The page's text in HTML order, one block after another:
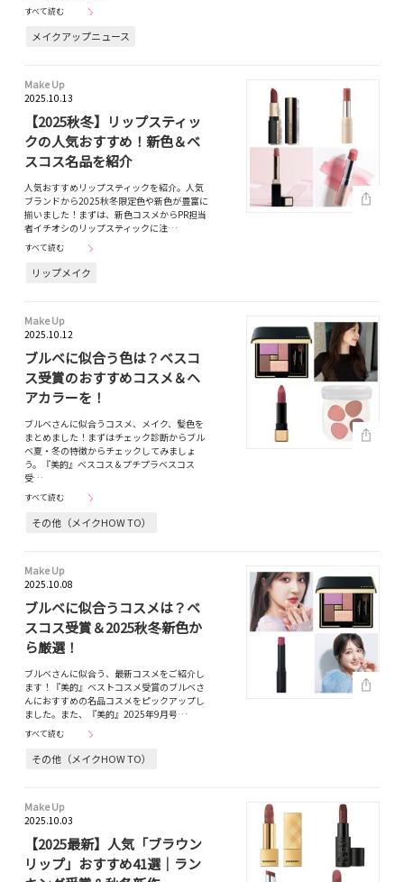
すべて読む
メイクアップニュース
Make Up
2025.10.13
【2025秋冬】リップスティッ
クの人気おすすめ！新色＆ベ
スコス名品を紹介
人気おすすめリップスティックを紹介。人気
ブランドから2025秋冬限定色や新色が豊富に
揃いました！まずは、新色コスメからPR担当
者イチオシのリップスティックに注…
すべて読む
リップメイク
Make Up
2025.10.12
ブルベに似合う色は？ベスコ
ス受賞のおすすめコスメ＆ヘ
アカラーを！
ブルベさんに似合うコスメ、メイク、髪色を
まとめました！まずはチェック診断からブル
ベ夏・冬の特徴からチェックしてみましょ
う。『美的』ベスコス＆プチプラベスコス
受…
すべて読む
その他（メイクHOW TO）
Make Up
2025.10.08
ブルベに似合うコスメは？ベ
スコス受賞＆2025秋冬新色か
ら厳選！
ブルベさんに似合う、最新コスメをご紹介し
ます！『美的』ベストコスメ受賞のブルベさ
んにおすすめの名品コスメをピックアップし
ました。また、『美的』2025年9月号…
すべて読む
その他（メイクHOW TO）
Make Up
2025.10.03
【2025最新】人気「ブラウン
リップ」おすすめ41選｜ラン